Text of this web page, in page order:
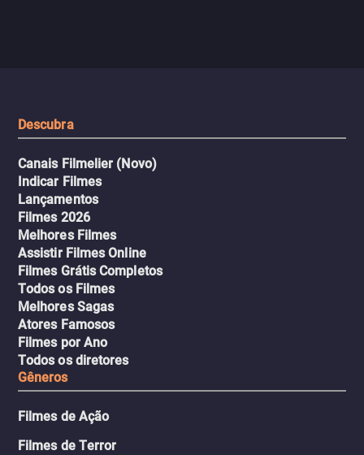
Descubra
Canais Filmelier (Novo)
Indicar Filmes
Lançamentos
Filmes 2026
Melhores Filmes
Assistir Filmes Online
Filmes Grátis Completos
Todos os Filmes
Melhores Sagas
Atores Famosos
Filmes por Ano
Todos os diretores
Gêneros
Filmes de Ação
Filmes de Terror